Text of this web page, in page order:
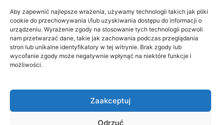
Aby zapewnić najlepsze wrażenia, używamy technologii takich jak pliki
cookie do przechowywania i/lub uzyskiwania dostępu do informacji o
urządzeniu. Wyrażenie zgody na stosowanie tych technologii pozwoli
nam przetwarzać dane, takie jak zachowania podczas przeglądania
stron lub unikalne identyfikatory w tej witrynie. Brak zgody lub
wycofanie zgody może negatywnie wpłynąć na niektóre funkcje i
możliwości.
Zaakceptuj
Odrzuć
Fundacja Teatr Nie-Taki
ul. Poleska 43/29
51-354 Wrocław
F
o
o
k
-
I
g
r
a
m
Y
b
e